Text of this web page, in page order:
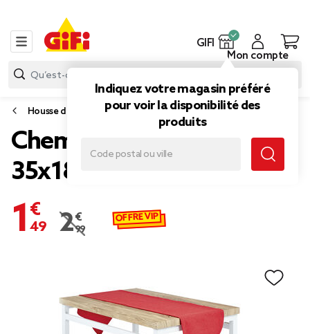
GIFI
Indiquez votre magasin préféré
pour voir la disponibilité des
produits
Mon compte
Housse de chaise, canapé ou fauteuil
Chemin de table de Noël
35x180cm
1,49 €
Prix remisé de 2,99 € à 1,49 €
2,99 € OFFRE VIP